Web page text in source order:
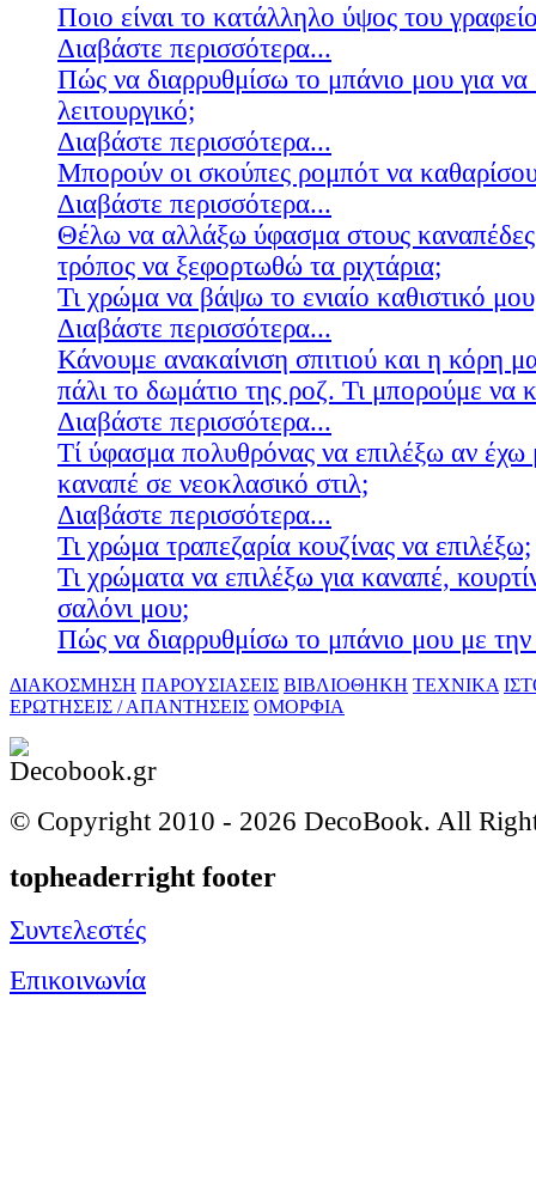
Ποιο είναι το κατάλληλο ύψος του
Διαβάστε περισσότερα...
Πώς να διαρρυθμίσω το μπάνιο μου για να
λειτουργικό;
Διαβάστε περισσότερα...
Μπορούν οι σκούπες ρομπότ να
Διαβάστε περισσότερα...
Θέλω να αλλάξω ύφασμα στους
τρόπος να ξεφορτωθώ τα ριχτάρια;
Τι χρώμα να βάψω το ενιαίο καθιστικό
Διαβάστε περισσότερα...
Κάνουμε ανακαίνιση σπιτιού και η κόρη
πάλι το δωμάτιο της ροζ. Τι μπορούμε να
Διαβάστε περισσότερα...
Τί ύφασμα πολυθρόνας να επιλέξω αν έχω
καναπέ σε νεοκλασικό στιλ;
Διαβάστε περισσότερα...
Τι χρώμα τραπεζαρία κουζίνας να επιλέξω;
Τι χρώματα να επιλέξω για καναπέ,
σαλόνι μου;
Πώς να διαρρυθμίσω το μπάνιο μου με την
ΔΙΑΚΟΣΜΗΣΗ ΠΑΡΟΥΣΙΑΣΕΙΣ ΒΙΒΛΙΟΘΗΚΗ ΤΕΧΝΙΚΑ
ΕΡΩΤΗΣΕΙΣ / ΑΠΑΝΤΗΣΕΙΣ ΟΜΟΡΦΙΑ
© Copyright 2010 - 2026 DecoBook. All
topheaderright footer
Συντελεστές
Επικοινωνία